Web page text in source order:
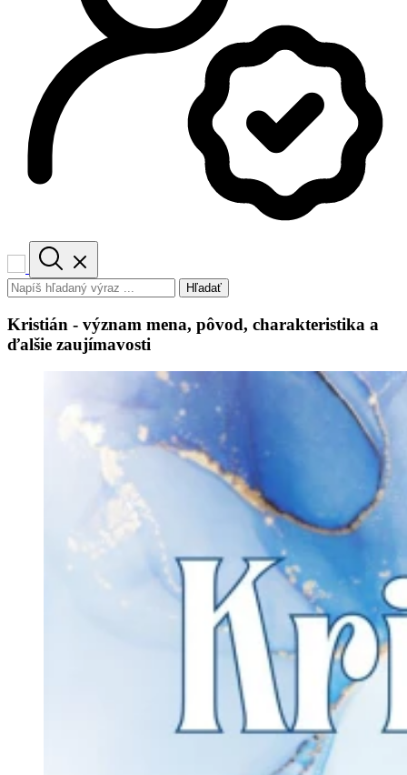
Hľadať
Kristián - význam mena, pôvod, charakteristika a
ďalšie zaujímavosti